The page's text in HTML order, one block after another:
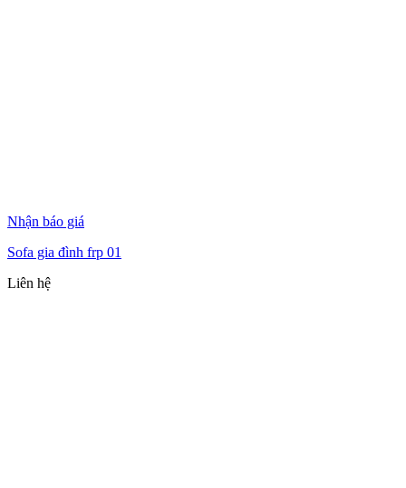
Nhận báo giá
Sofa gia đình frp 01
Liên hệ